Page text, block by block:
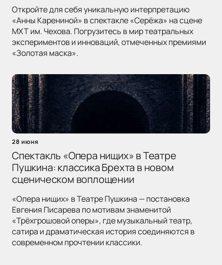
Откройте для себя уникальную интерпретацию
«Анны Карениной» в спектакле «Серёжа» на сцене
МХТ им. Чехова. Погрузитесь в мир театральных
экспериментов и инноваций, отмеченных премиями
«Золотая маска».
28 июня
Спектакль «Опера нищих» в Театре
Пушкина: классика Брехта в новом
сценическом воплощении
«Опера нищих» в Театре Пушкина — постановка
Евгения Писарева по мотивам знаменитой
«Трёхгрошовой оперы», где музыкальный театр,
сатира и драматическая история соединяются в
современном прочтении классики.